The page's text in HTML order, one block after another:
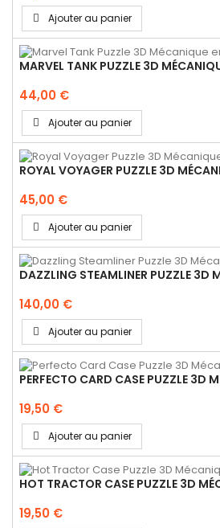
Ajouter au panier
MARVEL TANK PUZZLE 3D
44,00 €
Ajouter au panier
ROYAL VOYAGER PUZZLE 3D
45,00 €
Ajouter au panier
DAZZLING STEAMLINER PUZZLE 3D
140,00 €
Ajouter au panier
PERFECTO CARD CASE PUZZLE 3D
19,50 €
Ajouter au panier
HOT TRACTOR CASE PUZZLE 3D
19,50 €